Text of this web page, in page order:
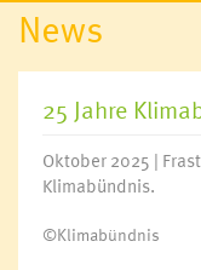
News
25 Jahre
Oktober 2025 |
Klimabündnis.
©Klimabündnis